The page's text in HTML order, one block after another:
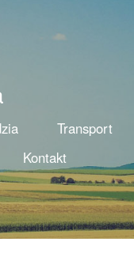
Transport
Kontakt